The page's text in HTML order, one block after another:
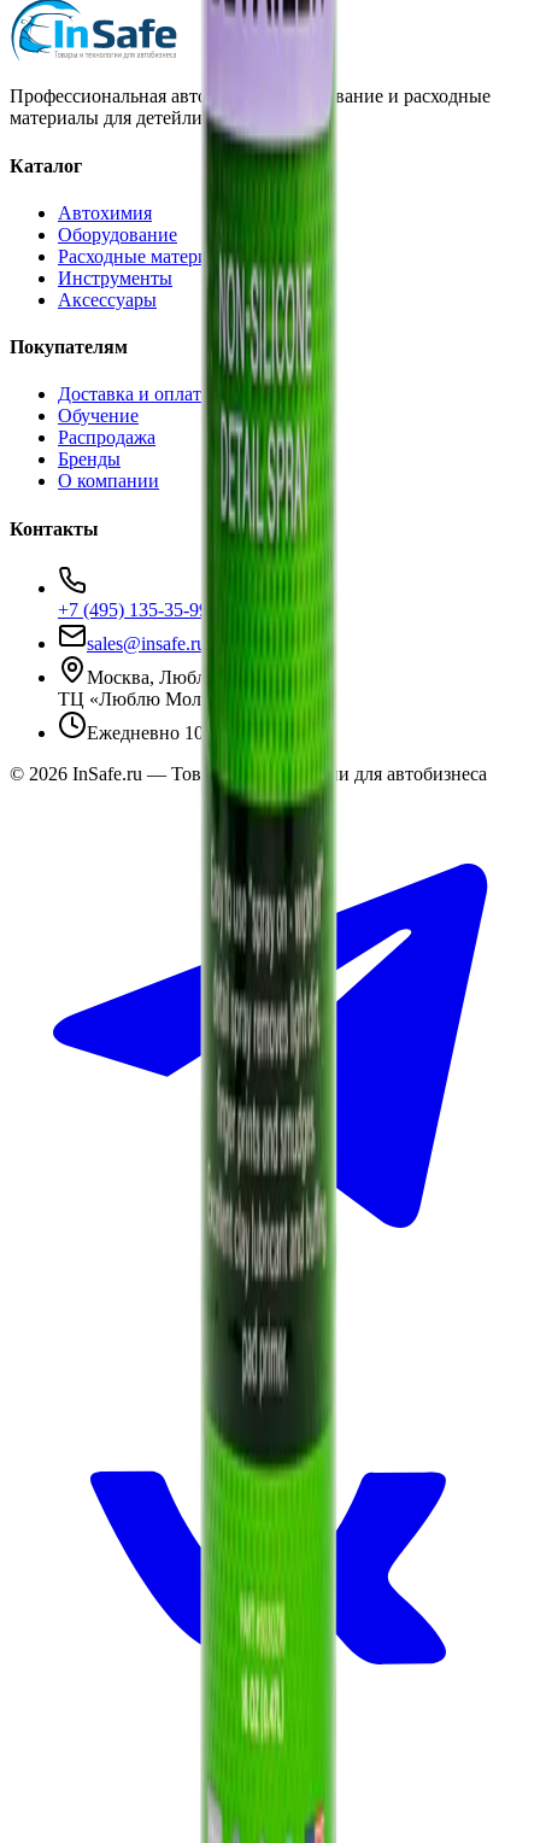
Профессиональная автохимия, оборудование и расходные
материалы для детейлинга.
Каталог
Автохимия
Оборудование
Расходные материалы
Инструменты
Аксессуары
Покупателям
Доставка и оплата
Обучение
Распродажа
Бренды
О компании
Контакты
+7 (495) 135-35-99
sales@insafe.ru
Москва, Люблинская ул., 153.
ТЦ «Люблю Молл», -1 уровень
Ежедневно 10:00 — 19:00
© 2026 InSafe.ru — Товары и технологии для автобизнеса